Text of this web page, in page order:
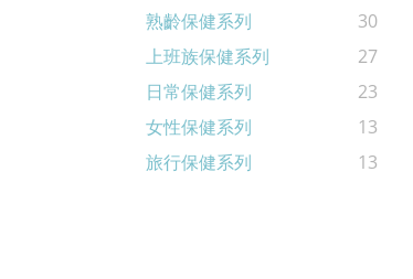
熟齡保健系列
30
上班族保健系列
27
日常保健系列
23
女性保健系列
13
旅行保健系列
13